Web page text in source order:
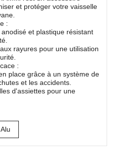
et protéger votre vaisselle
:
et plastique résistant
rayures pour une utilisation
:
place grâce à un système de
et les accidents.
d'assiettes pour une